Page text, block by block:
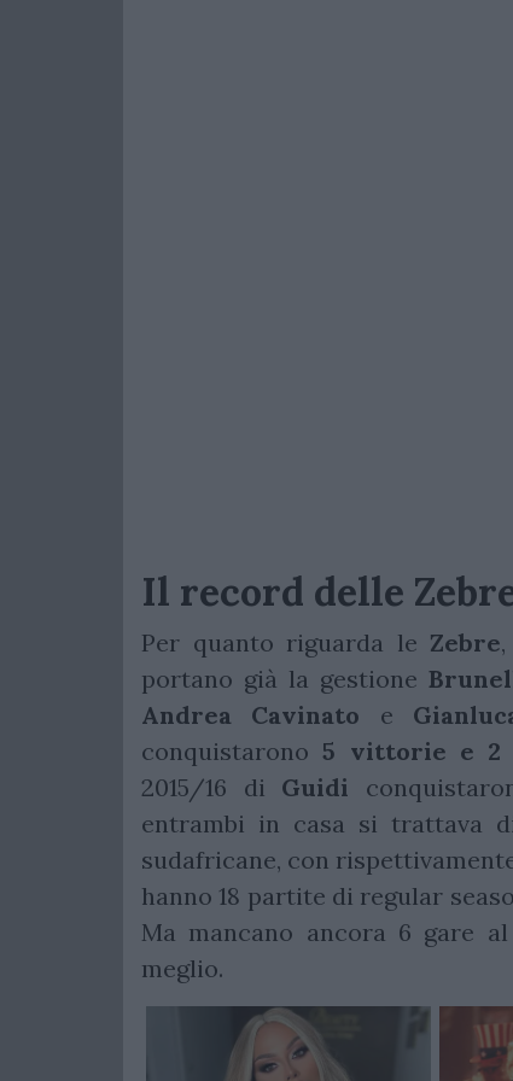
Il record delle
Per quanto riguarda le Zebre
portano già la gestione
Andrea Cavinato e
conquistarono5 vittorie e 2
2015/16 di Guidi
entrambi in casa si trattava
sudafricane, con
hanno 18 partite di regular
Ma mancano ancora 6 gare
meglio.